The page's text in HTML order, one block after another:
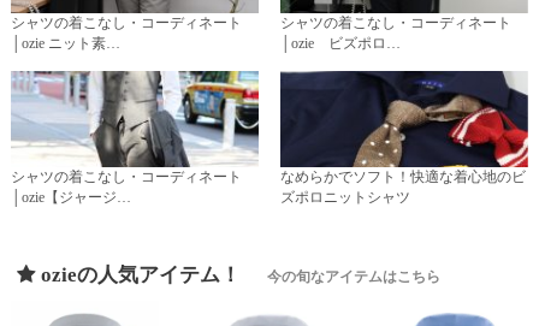
シャツの着こなし・コーディネート
│ozie ニット素…
シャツの着こなし・コーディネート
│ozie ビズポロ…
シャツの着こなし・コーディネート
│ozie【ジャージ…
なめらかでソフト！快適な着心地のビ
ズポロニットシャツ
ozieの人気アイテム！ 今の旬なアイテムはこちら